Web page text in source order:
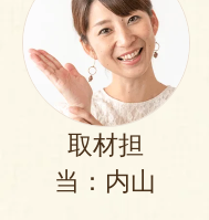
取材担
当：内山